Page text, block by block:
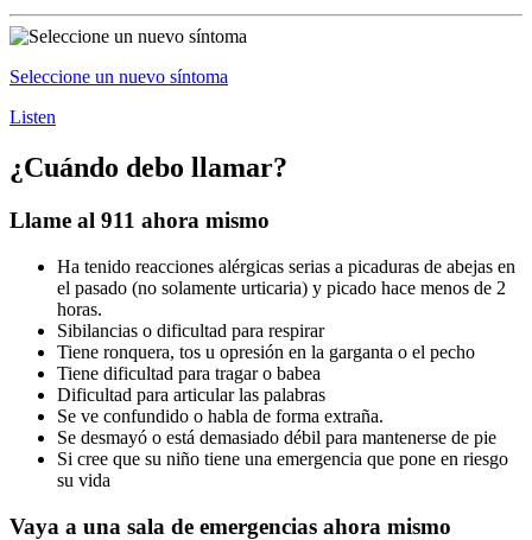
Seleccione un nuevo síntoma
Listen
¿Cuándo debo llamar?
Llame al 911 ahora mismo
Ha tenido reacciones alérgicas serias a picaduras de abejas en
el pasado (no solamente urticaria) y picado hace menos de 2
horas.
Sibilancias o dificultad para respirar
Tiene ronquera, tos u opresión en la garganta o el pecho
Tiene dificultad para tragar o babea
Dificultad para articular las palabras
Se ve confundido o habla de forma extraña.
Se desmayó o está demasiado débil para mantenerse de pie
Si cree que su niño tiene una emergencia que pone en riesgo
su vida
Vaya a una sala de emergencias ahora mismo